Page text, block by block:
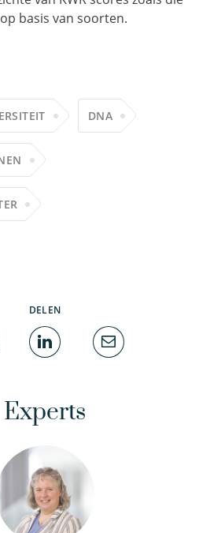
basis van soorten.
DNA
DELEN
Experts